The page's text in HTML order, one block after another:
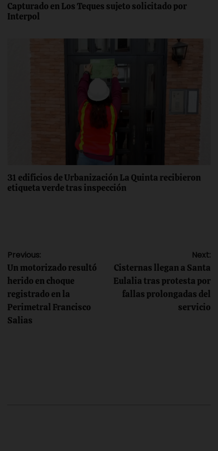
Capturado en Los Teques sujeto solicitado por
Interpol
31 edificios de Urbanización La Quinta recibieron
etiqueta verde tras inspección
Navegación
de
entradas
Previous:
Un motorizado resultó
herido en choque
registrado en la
Perimetral Francisco
Salias
Next:
Cisternas llegan a Santa
Eulalia tras protesta por
fallas prolongadas del
servicio